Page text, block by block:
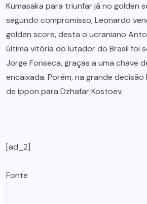
Kumasaka para triunfar já no golden
segundo compromisso, Leonardo
golden score, desta o ucraniano
última vitória do lutador do Brasil foi
Jorge Fonseca, graças a uma chave
encaixada. Porém, na grande
de ippon para Dzhafar Kostoev.
[ad_2]
Fonte